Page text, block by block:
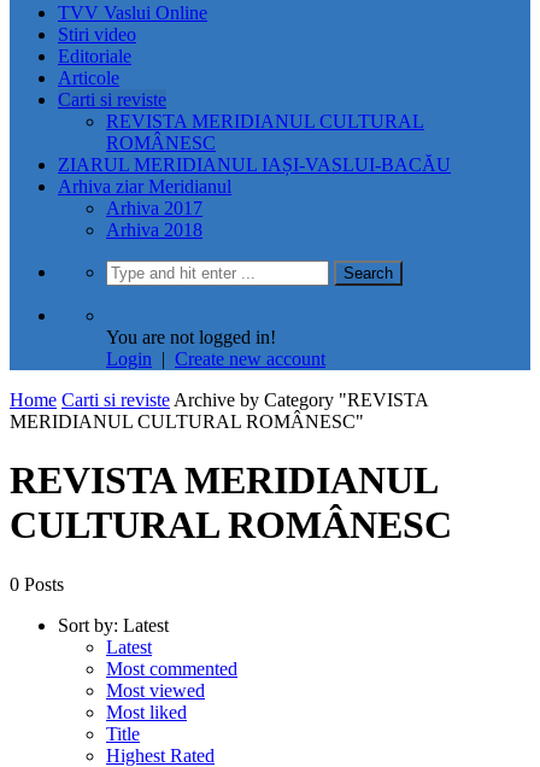
TVV Vaslui Online
Stiri video
Editoriale
Articole
Carti si reviste
REVISTA MERIDIANUL CULTURAL
ROMÂNESC
ZIARUL MERIDIANUL IAȘI-VASLUI-BACĂU
Arhiva ziar Meridianul
Arhiva 2017
Arhiva 2018
You are not logged in!
Login | Create new account
Home Carti si reviste Archive by Category "REVISTA
MERIDIANUL CULTURAL ROMÂNESC"
REVISTA MERIDIANUL
CULTURAL ROMÂNESC
0 Posts
Sort by: Latest
Latest
Most commented
Most viewed
Most liked
Title
Highest Rated